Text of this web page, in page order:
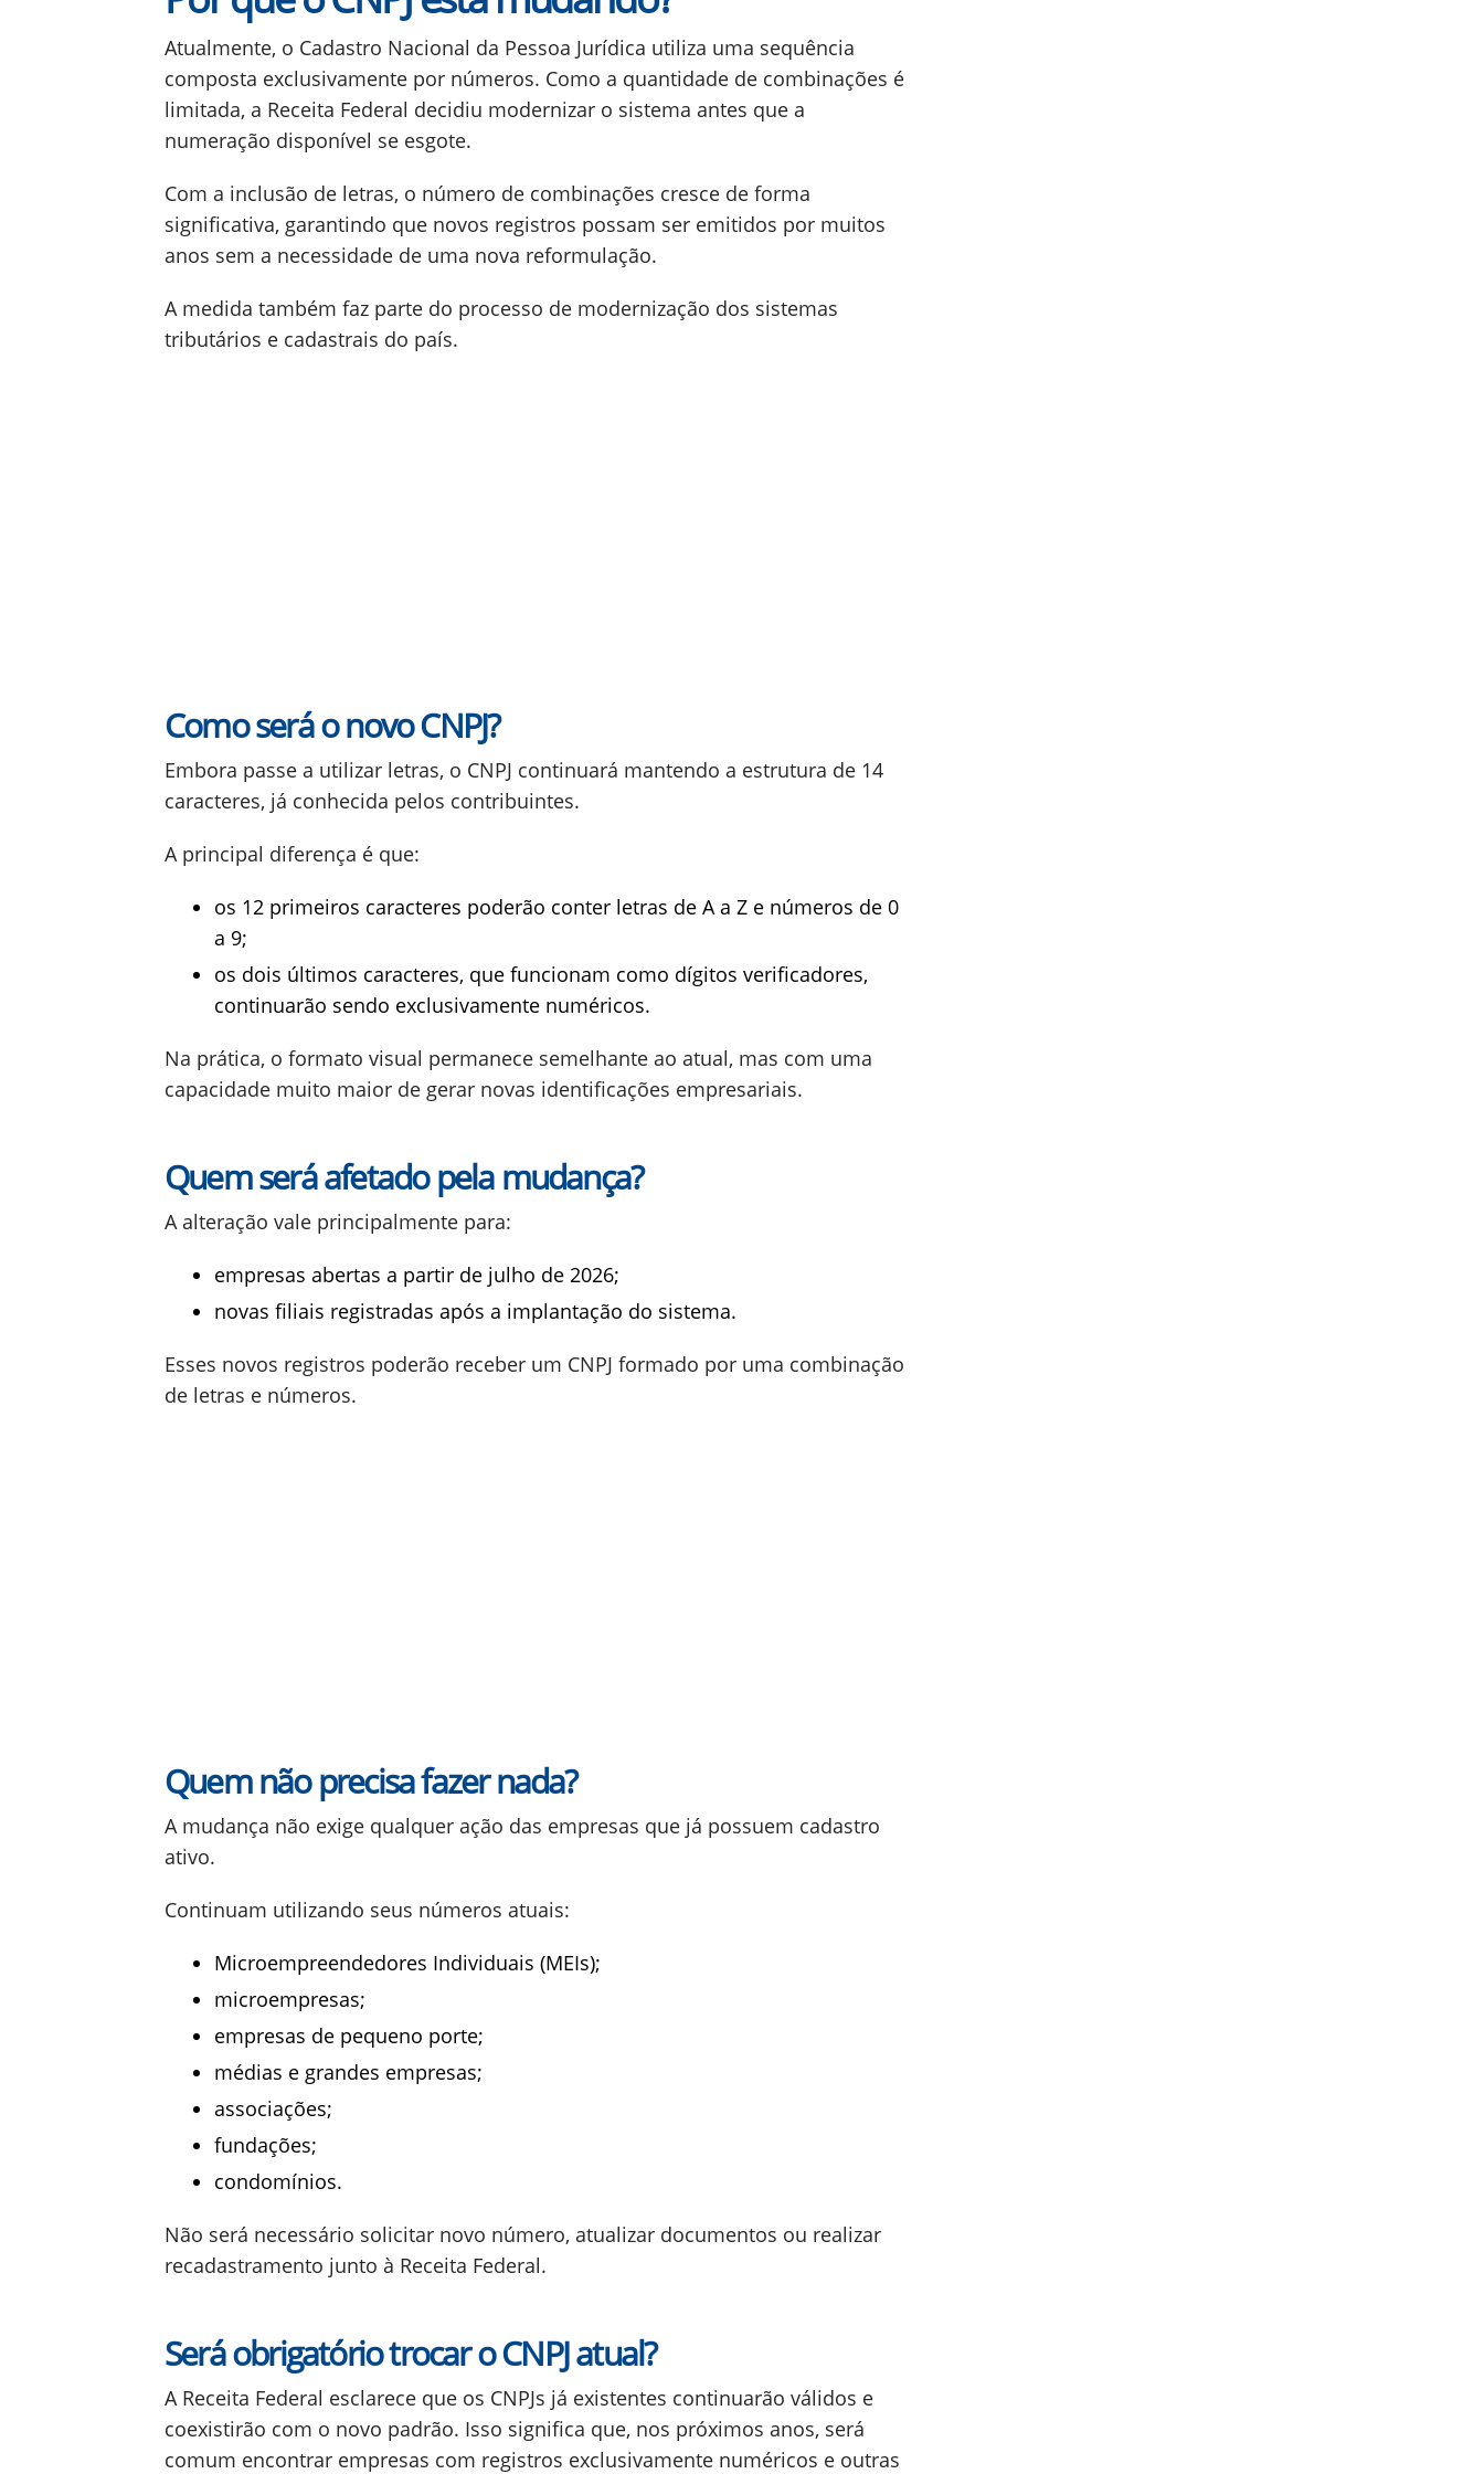
Atualmente, o Cadastro Nacional da Pessoa Jurídica utiliza uma sequência
composta exclusivamente por números. Como a quantidade de combinações é
limitada, a Receita Federal decidiu modernizar o sistema antes que a
numeração disponível se esgote.
Com a inclusão de letras, o número de combinações cresce de forma
significativa, garantindo que novos registros possam ser emitidos por muitos
anos sem a necessidade de uma nova reformulação.
A medida também faz parte do processo de modernização dos sistemas
tributários e cadastrais do país.
Como será o novo CNPJ?
Embora passe a utilizar letras, o CNPJ continuará mantendo a estrutura de 14
caracteres, já conhecida pelos contribuintes.
A principal diferença é que:
os 12 primeiros caracteres poderão conter letras de A a Z e números de 0
a 9;
os dois últimos caracteres, que funcionam como dígitos verificadores,
continuarão sendo exclusivamente numéricos.
Na prática, o formato visual permanece semelhante ao atual, mas com uma
capacidade muito maior de gerar novas identificações empresariais.
Quem será afetado pela mudança?
A alteração vale principalmente para:
empresas abertas a partir de julho de 2026;
novas filiais registradas após a implantação do sistema.
Esses novos registros poderão receber um CNPJ formado por uma combinação
de letras e números.
Quem não precisa fazer nada?
A mudança não exige qualquer ação das empresas que já possuem cadastro
ativo.
Continuam utilizando seus números atuais:
Microempreendedores Individuais (MEIs);
microempresas;
empresas de pequeno porte;
médias e grandes empresas;
associações;
fundações;
condomínios.
Não será necessário solicitar novo número, atualizar documentos ou realizar
recadastramento junto à Receita Federal.
Será obrigatório trocar o CNPJ atual?
A Receita Federal esclarece que os CNPJs já existentes continuarão válidos e
coexistirão com o novo padrão. Isso significa que, nos próximos anos, será
comum encontrar empresas com registros exclusivamente numéricos e outras